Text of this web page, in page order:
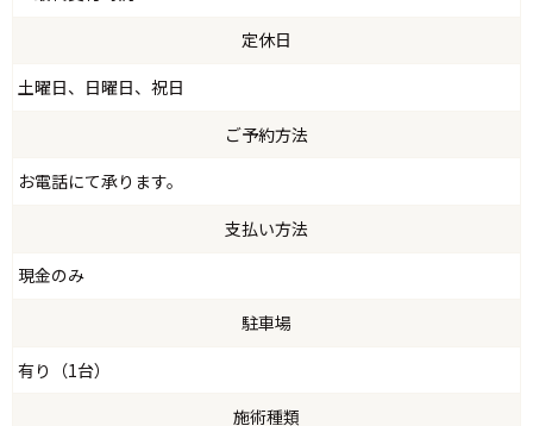
定休日
土曜日、日曜日、祝日
ご予約方法
お電話にて承ります。
支払い方法
現金のみ
駐車場
有り（1台）
施術種類